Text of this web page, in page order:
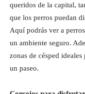
queridos de la capital,
que los perros puedan
Aquí podrás ver a
un ambiente seguro.
zonas de césped ideales
un paseo.